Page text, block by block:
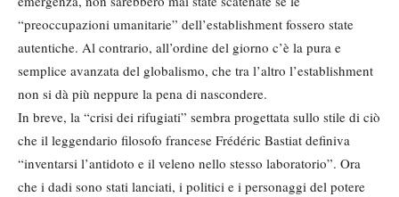
“preoccupazioni umanitarie” dell’establishment fossero state
autentiche. Al contrario, all’ordine del giorno c’è la pura e
semplice avanzata del globalismo, che tra l’altro l’establishment
non si dà più neppure la pena di nascondere.
In breve, la “crisi dei rifugiati” sembra progettata sullo stile di ciò
che il leggendario filosofo francese Frédéric Bastiat definiva
“inventarsi l’antidoto e il veleno nello stesso laboratorio”. Ora
che i dadi sono stati lanciati, i politici e i personaggi del potere